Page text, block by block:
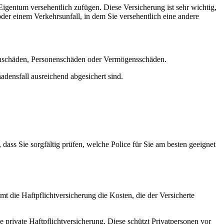
versehentlich zufügen. Diese Versicherung ist sehr wichtig,
einem Verkehrsunfall, in dem Sie versehentlich eine andere
Personenschäden oder Vermögensschäden.
ausreichend abgesichert sind.
Sie sorgfältig prüfen, welche Police für Sie am besten geeignet
die Haftpflichtversicherung die Kosten, die der Versicherte
private Haftpflichtversicherung. Diese schützt Privatpersonen vor